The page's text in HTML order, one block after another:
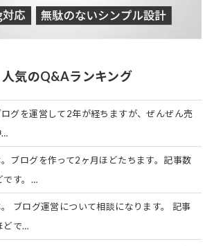
人気のQ&Aランキング
グを運営して2年が経ちますが、ぜんぜん売
…
ブログを作って2ヶ月ほどたちます。記事数
です。…
ブログ運営について相談になります。 記事
どで…